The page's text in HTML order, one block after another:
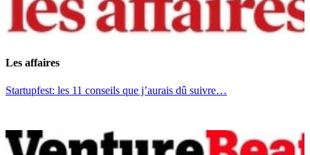
Les affaires
Startupfest: les 11 conseils que j’aurais dû suivre…